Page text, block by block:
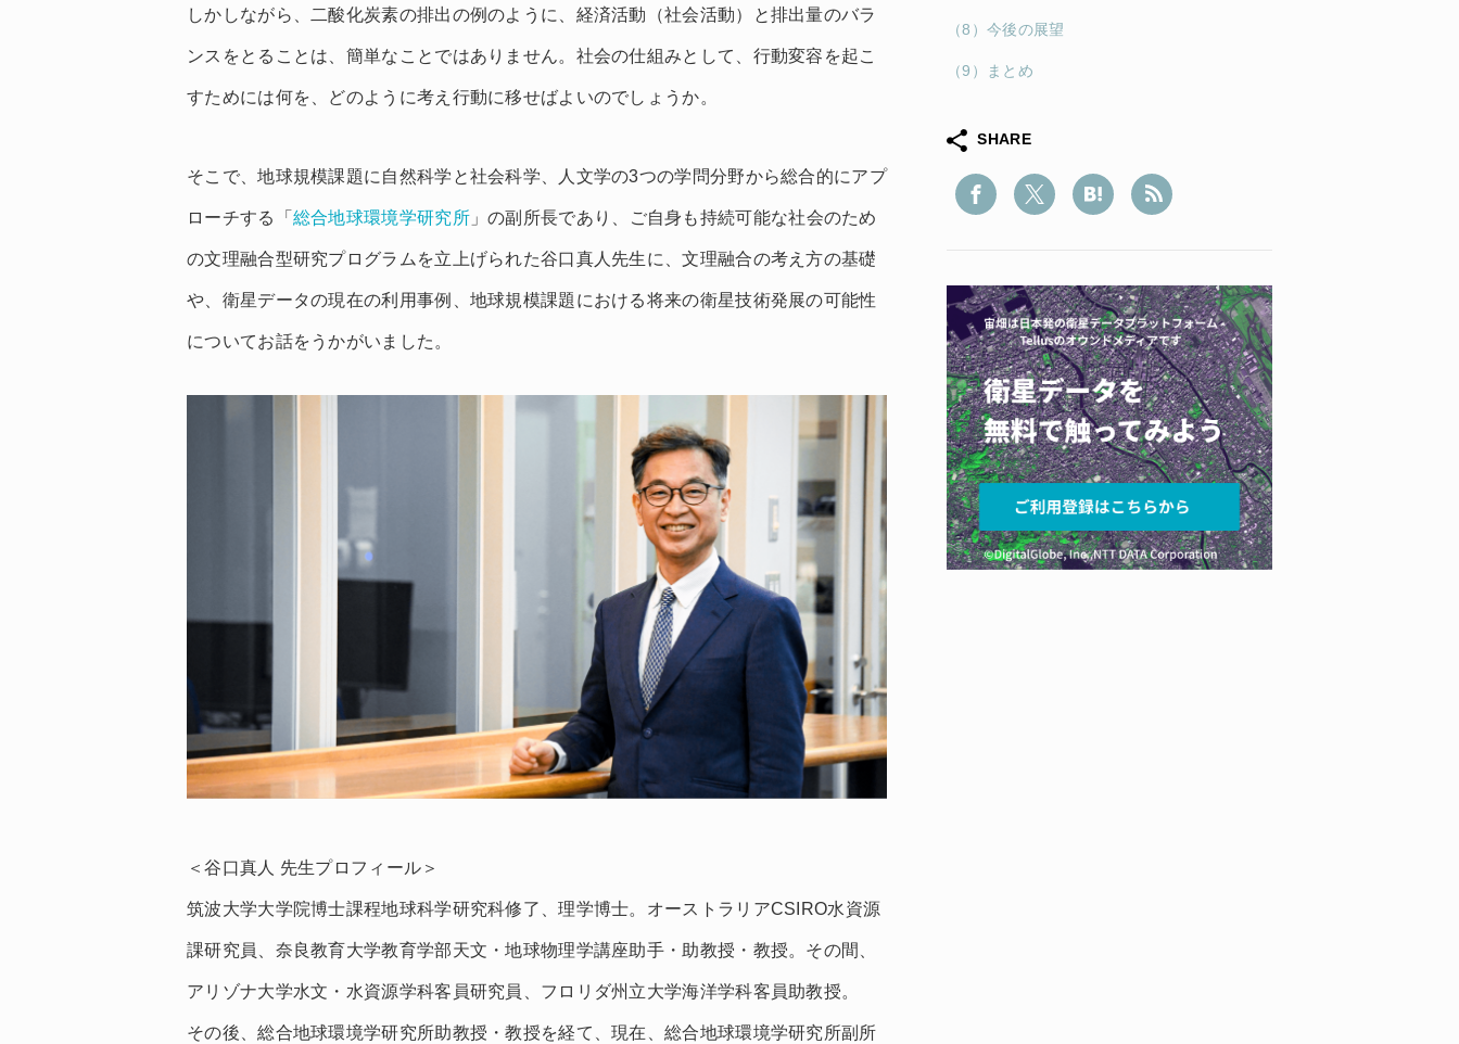
しかしながら、二酸化炭素の排出の例のように、経済活動（社会活動）と排出量のバラ
ンスをとることは、簡単なことではありません。社会の仕組みとして、行動変容を起こ
すためには何を、どのように考え行動に移せばよいのでしょうか。
そこで、地球規模課題に自然科学と社会科学、人文学の3つの学問分野から総合的にアプ
ローチする「 総合地球環境学研究所」の副所長であり、ご自身も持続可能な社会のため
の文理融合型研究プログラムを立上げられた谷口真人先生に、文理融合の考え方の基礎
や、衛星データの現在の利用事例、地球規模課題における将来の衛星技術発展の可能性
についてお話をうかがいました。
＜谷口真人 先生プロフィール＞
筑波大学大学院博士課程地球科学研究科修了、理学博士。オーストラリアCSIRO水資源
課研究員、奈良教育大学教育学部天文・地球物理学講座助手・助教授・教授。その間、
アリゾナ大学水文・水資源学科客員研究員、フロリダ州立大学海洋学科客員助教授。
その後、総合地球環境学研究所助教授・教授を経て、現在、総合地球環境学研究所副所
（8）今後の展望
（9）まとめ
SHARE